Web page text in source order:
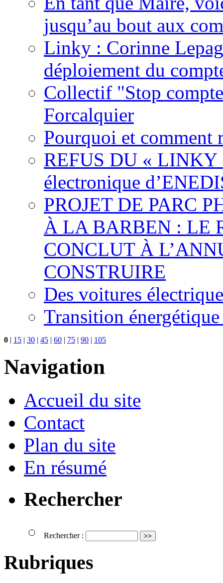
jusqu’au bout aux
Linky : Corinne
déploiement du
Collectif "Stop
Forcalquier
Pourquoi et comment
REFUS DU « LINKY
électronique
PROJET DE PARC
À LA BARBEN : LE
CONCLUT À
CONSTRUIRE
Des voitures
Transition
0 | 15 | 30 | 45 | 60 | 75 | 90 | 105
Navigation
Accueil du site
Contact
Plan du site
En résumé
Rechercher
Rechercher :
Rubriques